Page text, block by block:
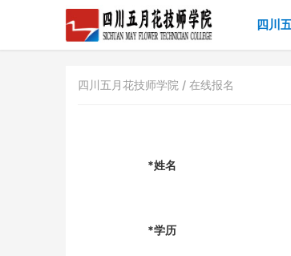
四川
四川五月花技师学院 / 在线报名
*姓名
*学历